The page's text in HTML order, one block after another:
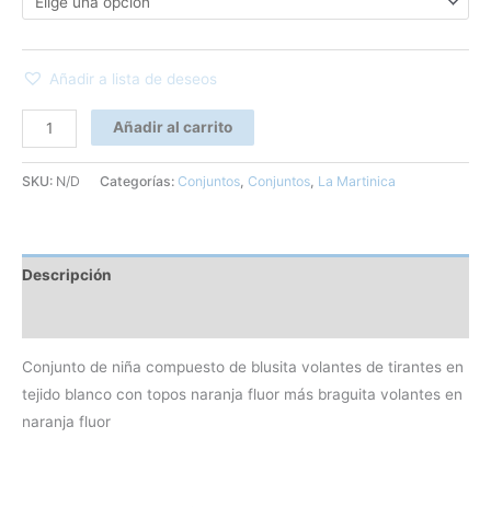
Añadir a lista de deseos
Añadir al carrito
SKU: N/D Categorías: Conjuntos, Conjuntos, La Martinica
Descripción
Conjunto de niña compuesto de blusita volantes de tirantes en
tejido blanco con topos naranja fluor más braguita volantes en
naranja fluor